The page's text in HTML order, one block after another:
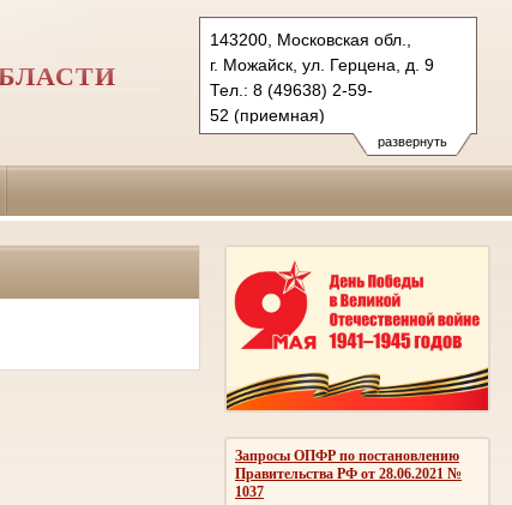
развернуть
143200, Московская обл.,
г. Можайск, ул. Герцена, д. 9
Тел.: 8 (49638) 2-59-
52 (приемная)
2-07-88 (общ. отд.)
mojaisk.mo@sudrf.ru
Запросы ОПФР по постановлению
Правительства РФ от 28.06.2021 №
1037